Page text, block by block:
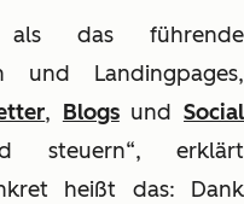
das führende
und Landingpages,
, BlogsundSocial
erklärt
heißt das: Dank